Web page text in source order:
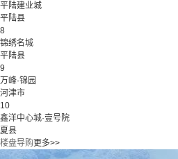
平陆建业城
平陆县
8
锦绣名城
平陆县
9
万峰·锦园
河津市
10
鑫洋中心城·壹号院
夏县
楼盘导购更多>>